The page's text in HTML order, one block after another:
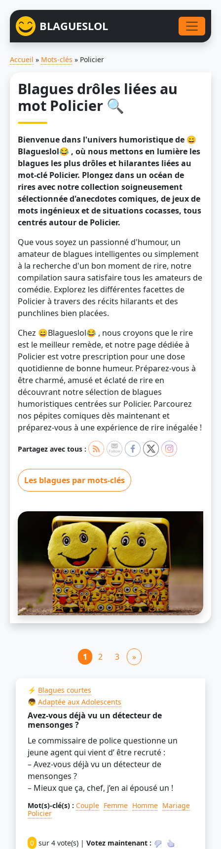
BLAGUESLOL
Accueil » Mots-clés » Policier
Blagues drôles liées au
mot Policier 🔍
Bienvenue dans l'univers humoristique de 😄
Blagueslol😂 , où nous mettons en lumière les
blagues les plus drôles et hilarantes liées au
mot-clé Policier. Plongez dans un océan de
rires avec notre collection soigneusement
sélectionnée d'anecdotes comiques, de jeux de
mots ingénieux et de situations cocasses, tous
centrés autour de Policier.
Que vous soyez un passionné d'humour, un
amateur de blagues intelligentes ou simplement
à la recherche d'un bon moment de rire, notre
compilation saura satisfaire tous les amateurs de
comédie. Explorez les différentes facettes de
Policier à travers des récits hilarants et des
punchlines bien placées.
Chez 😄Blagueslol😂 , nous croyons que le rire
est le meilleur remède, et notre page dédiée à
Policier est votre prescription pour une dose
quotidienne de bonne humeur. Préparez-vous à
être charmé, amusé et éclaté de rire en
découvrant notre sélection de blagues
humoristiques centrées sur Policier. Parcourez
nos pépites comiques dès maintenant et
préparez-vous à une expérience de rire inégalée !
Partagez avec tous :
Les blagues par mots-clés
1 2 3 »
⚡ Blagues courtes
👦 Adaptée aux Adolescents
Avez-vous déjà vu un détecteur de
mensonges ?
Le commissaire de police questionne un
jeune agent qui vient d’ être recruté :
– Avez-vous déjà vu un détecteur de
mensonges ?
– Mieux que ça, chef, j’en ai épousé un !
Mot(s)-clé(s) : Couple Femme Homme Mariage
Policier
0 sur 4 vote(s) | Votez maintenant :